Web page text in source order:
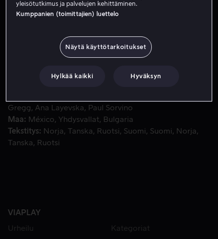
esittelemällä isoimman projektinsa New Mexicossa.
Mutta juotuaan hieman liikaa lentokentällä, hän päätyy
Gregg
Ana Layevska
Paul Sorvino
Maa
México Yhdysvallat
Bulgaria
Tekstitys
Norja Tanska Ruotsi Suomi Suomi
Norja
Tanska
Ruotsi
VIAPLAY
Urheilu
Kategoriat
yleisötutkimus ja palvelujen kehittäminen.
Kumppanien (toimittajien) luettelo
Näytä käyttötarkoitukset
Hylkää kaikki Hyväksyn